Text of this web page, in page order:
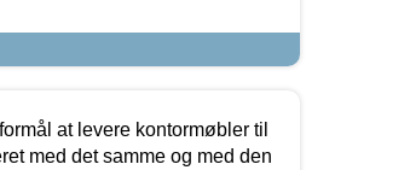
at levere kontormøbler til
med det samme og med den